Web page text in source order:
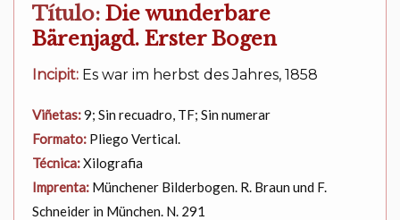
Título: Die wunderbare
Bärenjagd. Erster Bogen
Incipit: Es war im herbst des Jahres, 1858
Viñetas:9; Sin recuadro, TF; Sin numerar
Formato: Pliego Vertical.
Técnica:Xilografia
Imprenta: Münchener Bilderbogen. R. Braun und F.
Schneider in München. N. 291